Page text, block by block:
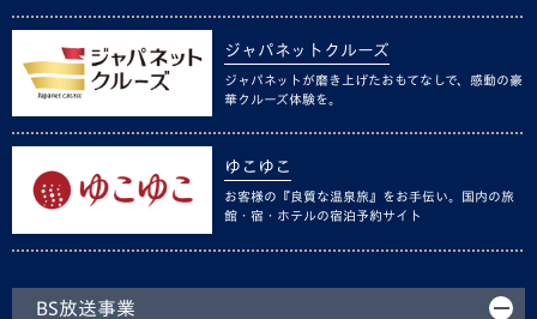
ジャパネットクルーズ
ジャパネットが磨き上げたおもてなしで、感動の豪
華クルーズ体験を。
ゆこゆこ
お客様の『良質な温泉旅』をお手伝い。国内の旅
館・宿・ホテルの宿泊予約サイト
BS放送事業